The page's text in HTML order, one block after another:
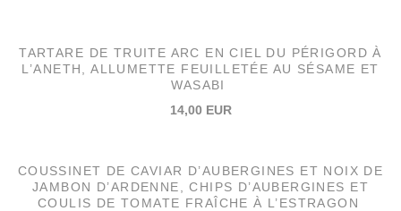
TARTARE DE TRUITE ARC EN CIEL DU PÉRIGORD À
L’ANETH, ALLUMETTE FEUILLETÉE AU SÉSAME ET
WASABI
14,00 EUR
COUSSINET DE CAVIAR D’AUBERGINES ET NOIX DE
JAMBON D’ARDENNE, CHIPS D’AUBERGINES ET
COULIS DE TOMATE FRAÎCHE À L’ESTRAGON